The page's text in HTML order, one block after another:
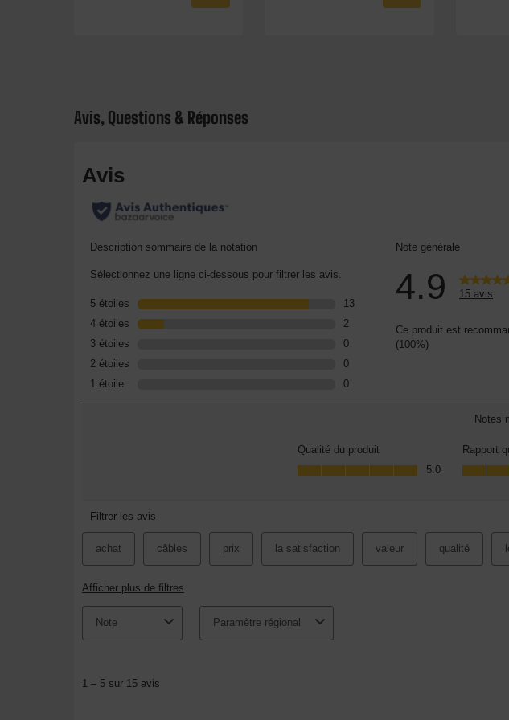
Avis, Questions & Réponses